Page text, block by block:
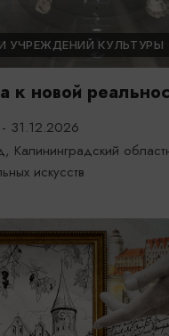
УЧРЕЖДЕНИЙ КУЛЬТУРЫ
к новой
31.12.2026
Калининградский
искусств